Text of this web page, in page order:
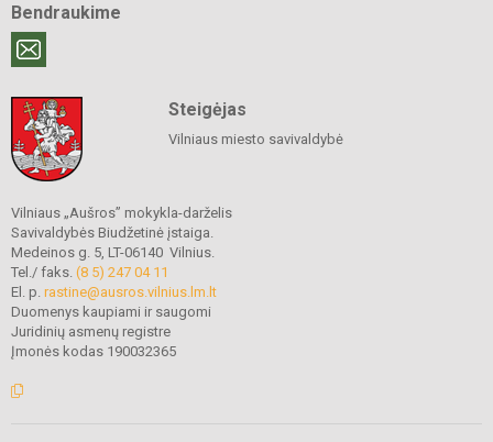
Bendraukime
Steigėjas
Vilniaus miesto savivaldybė
Vilniaus „Aušros” mokykla-darželis
Savivaldybės Biudžetinė įstaiga.
Medeinos g. 5, LT-06140 Vilnius.
Tel./ faks. (8 5) 247 04 11
El. p. rastine@ausros.vilnius.lm.lt
Duomenys kaupiami ir saugomi
Juridinių asmenų registre
Įmonės kodas 190032365